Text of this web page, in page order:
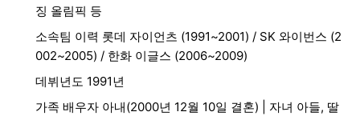
징 올림픽 등
소속팀 이력 롯데 자이언츠 (1991~2001) / SK 와이번스 (2
002~2005) / 한화 이글스 (2006~2009)
데뷔년도 1991년
가족 배우자 아내(2000년 12월 10일 결혼) | 자녀 아들, 딸